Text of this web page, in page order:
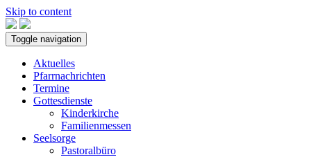
Skip to content
Toggle navigation
Aktuelles
Pfarrnachrichten
Termine
Gottesdienste
Kinderkirche
Familienmessen
Seelsorge
Pastoralbüro